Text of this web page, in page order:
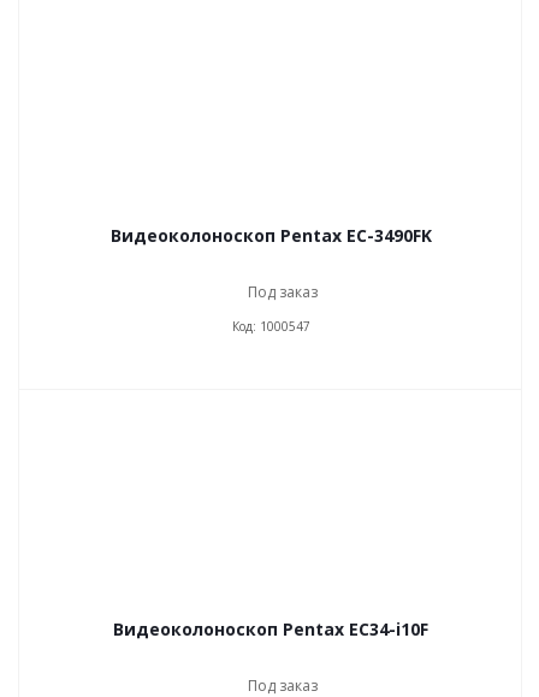
Видеоколоноскоп Pentax EC-3490FK
Под заказ
Код: 1000547
Видеоколоноскоп Pentax EC34-i10F
Под заказ